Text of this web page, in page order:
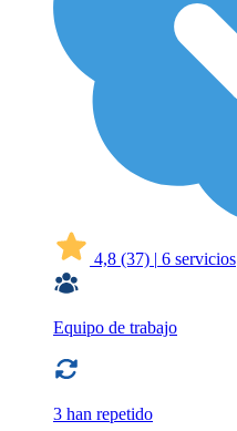
4,8 (37) | 6 servicios
Equipo de trabajo
3 han repetido